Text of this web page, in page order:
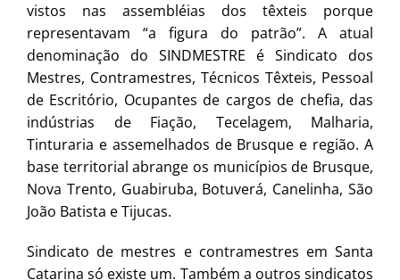
vistos nas assembléias dos têxteis porque
representavam “a figura do patrão”. A atual
denominação do SINDMESTRE é Sindicato dos
Mestres, Contramestres, Técnicos Têxteis, Pessoal
de Escritório, Ocupantes de cargos de chefia, das
indústrias de Fiação, Tecelagem, Malharia,
Tinturaria e assemelhados de Brusque e região. A
base territorial abrange os municípios de Brusque,
Nova Trento, Guabiruba, Botuverá, Canelinha, São
João Batista e Tijucas.
Sindicato de mestres e contramestres em Santa
Catarina só existe um. Também a outros sindicatos